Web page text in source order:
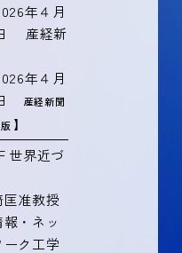
年４月
産経新
年４月
産経新聞
】
世界近づ
匡准教授
報・ネッ
ーク工学